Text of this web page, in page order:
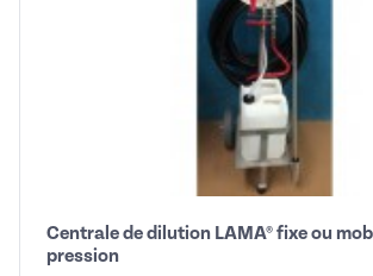
Centrale de dilution LAMA® fixe ou
pression